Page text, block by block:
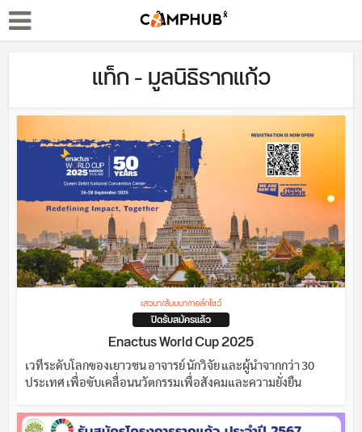
แท็ก - มูลนิธิรากแก้ว
เสวนา/สัมมนา/ทอล์กโชว์
ปิดรับสมัครแล้ว
Enactus World Cup 2025
เวทีระดับโลกของเยาวชน อาจารย์ นักวิจัย และผู้นำจากกว่า 30
ประเทศ เพื่อขับเคลื่อนนวัตกรรมเพื่อสังคมและความยั่งยืน